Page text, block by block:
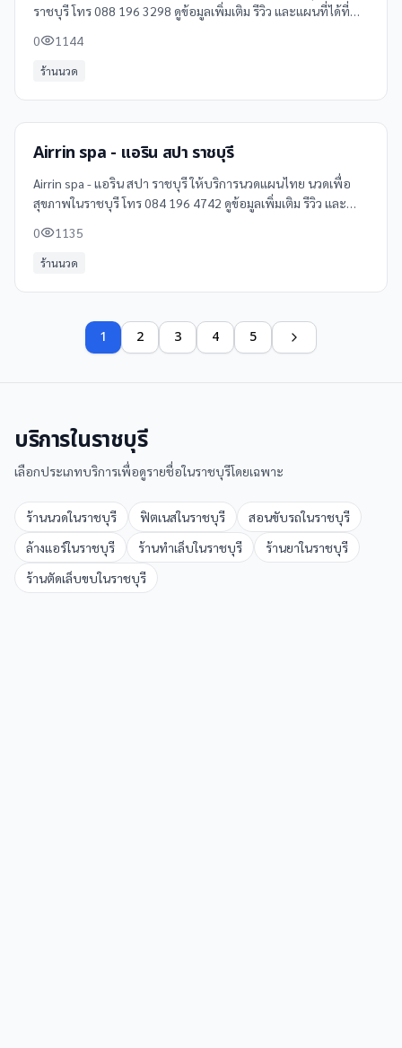
ราชบุรี โทร 088 196 3298 ดูข้อมูลเพิ่มเติม รีวิว และแผนที่ได้ที่
0 1144
ร้านนวด
Airrin spa - แอริน สปา ราชบุรี
Airrin spa - แอริน สปา ราชบุรี ให้บริการนวดแผนไทย นวดเพื่อ
สุขภาพในราชบุรี โทร 084 196 4742 ดูข้อมูลเพิ่มเติม รีวิว และ
0 1135
ร้านนวด
1 2 3 4 5
บริการในราชบุรี
เลือกประเภทบริการเพื่อดูรายชื่อในราชบุรีโดยเฉพาะ
ร้านนวดในราชบุรี ฟิตเนสในราชบุรี สอนขับรถในราชบุรี
ล้างแอร์ในราชบุรี ร้านทำเล็บในราชบุรี ร้านยาในราชบุรี
ร้านตัดเล็บขบในราชบุรี